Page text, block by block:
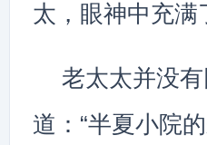
太，眼神中充满
老太太并没
道：“半夏小院